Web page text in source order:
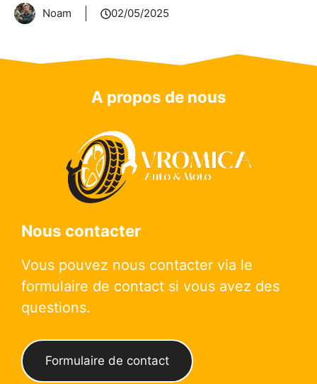
Noam 02/05/2025
A propos de nous
Nous contacter
Vous pouvez nous contacter via le
formulaire de contact si vous avez des
questions.
Formulaire de contact